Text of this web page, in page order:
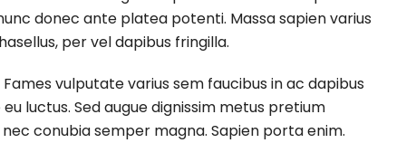
donec ante platea potenti. Massa sapien varius
per vel dapibus fringilla.
vulputate varius sem faucibus in ac dapibus
luctus. Sed augue dignissim metus pretium
conubia semper magna. Sapien porta enim.